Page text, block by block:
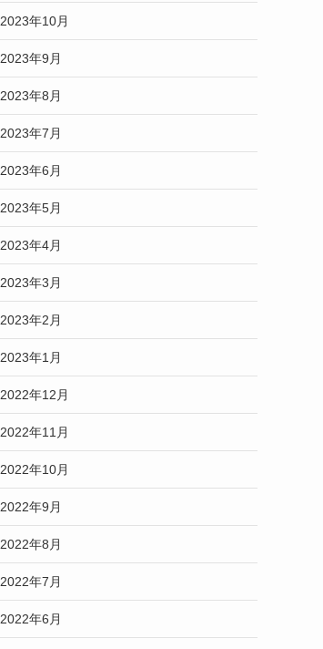
2023年10月
2023年9月
2023年8月
2023年7月
2023年6月
2023年5月
2023年4月
2023年3月
2023年2月
2023年1月
2022年12月
2022年11月
2022年10月
2022年9月
2022年8月
2022年7月
2022年6月